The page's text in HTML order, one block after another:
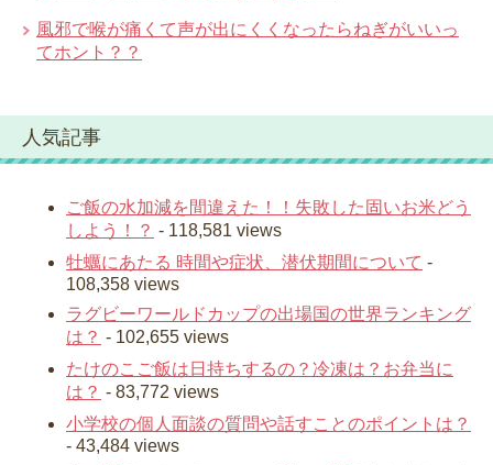
風邪で喉が痛くて声が出にくくなったらねぎがいいっ
てホント？？
人気記事
ご飯の水加減を間違えた！！失敗した固いお米どう
しよう！？ - 118,581 views
牡蠣にあたる 時間や症状、潜伏期間について -
108,358 views
ラグビーワールドカップの出場国の世界ランキング
は？ - 102,655 views
たけのこご飯は日持ちするの？冷凍は？お弁当に
は？ - 83,772 views
小学校の個人面談の質問や話すことのポイントは？
- 43,484 views